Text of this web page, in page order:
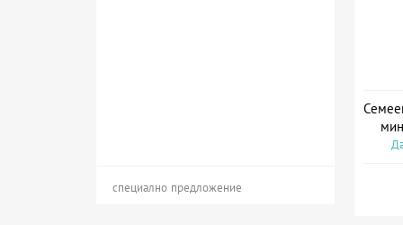
специално предложение